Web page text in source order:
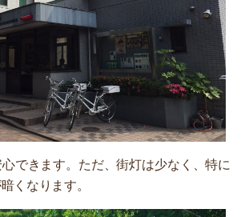
できます。ただ、街灯は少なく、特に
くなります。